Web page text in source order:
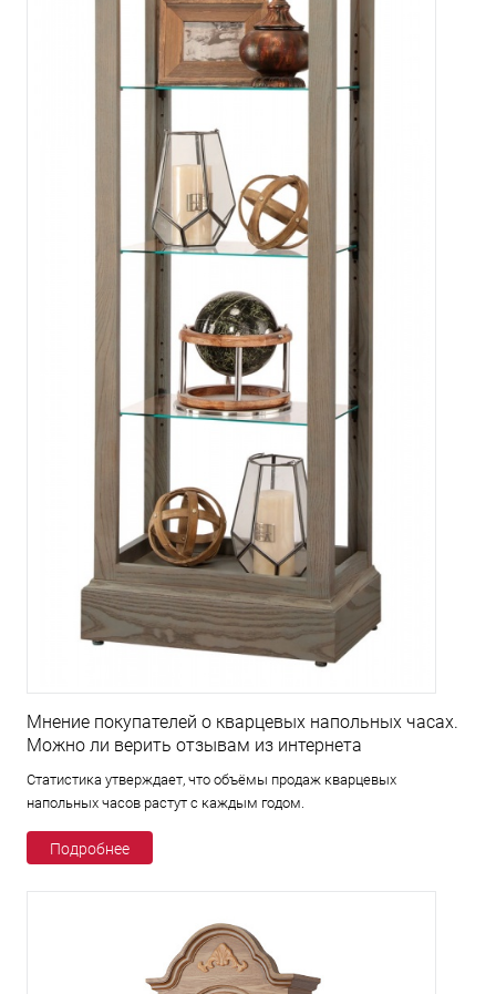
Мнение покупателей о кварцевых напольных часах.
Можно ли верить отзывам из интернета
Статистика утверждает, что объёмы продаж кварцевых
напольных часов растут с каждым годом.
Подробнее